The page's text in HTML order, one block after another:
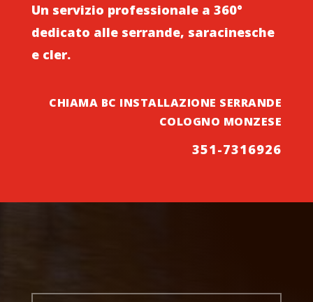
Un servizio professionale a 360°
dedicato alle serrande, saracinesche
e cler.
CHIAMA BC INSTALLAZIONE SERRANDE
COLOGNO MONZESE
351-7316926